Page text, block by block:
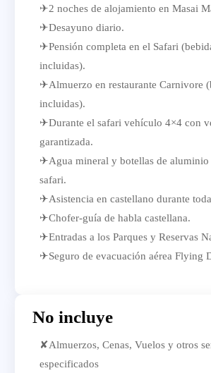
✈2 noches de alojamiento en Masai
✈Desayuno diario.
✈Pensión completa en el Safari
incluidas).
✈Almuerzo en restaurante Carnivore
incluidas).
✈Durante el safari vehículo 4×4 con
garantizada.
✈Agua mineral y botellas de aluminio
safari.
✈Asistencia en castellano durante
✈Chofer-guía de habla castellana.
✈Entradas a los Parques y Reservas
✈Seguro de evacuación aérea Flying
No incluye
✘Almuerzos, Cenas, Vuelos y otros
especificados